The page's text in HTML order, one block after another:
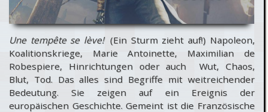
Une tempête se lève! (Ein Sturm zieht auf!) Napoleon,
Koalitionskriege, Marie Antoinette, Maximilian de
Robespiere, Hinrichtungen oder auch Wut, Chaos,
Blut, Tod. Das alles sind Begriffe mit weitreichender
Bedeutung. Sie zeigen auf ein Ereignis der
europäischen Geschichte. Gemeint ist die Französische